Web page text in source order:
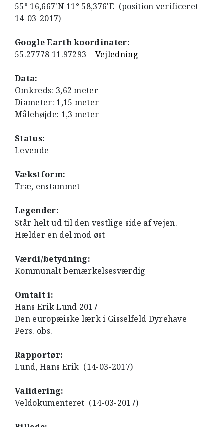
55° 16,667'N 11° 58,376'E (position verificeret
14-03-2017)
Google Earth koordinater:
55.27778 11.97293 Vejledning
Data:
Omkreds: 3,62 meter
Diameter: 1,15 meter
Målehøjde: 1,3 meter
Status:
Levende
Vækstform:
Træ, enstammet
Legender:
Står helt ud til den vestlige side af vejen.
Hælder en del mod øst
Værdi/betydning:
Kommunalt bemærkelsesværdig
Omtalt i:
Hans Erik Lund 2017
Den europæiske lærk i Gisselfeld Dyrehave
Pers. obs.
Rapportør:
Lund, Hans Erik (14-03-2017)
Validering:
Veldokumenteret (14-03-2017)